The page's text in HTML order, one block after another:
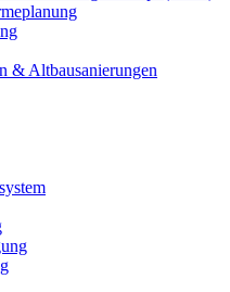
& Altbausanierungen